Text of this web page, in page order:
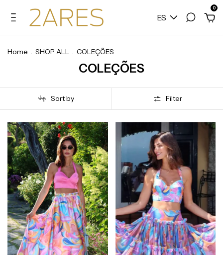
ES
0
Home . SHOP ALL . COLEÇÕES
COLEÇÕES
Sort by Filter